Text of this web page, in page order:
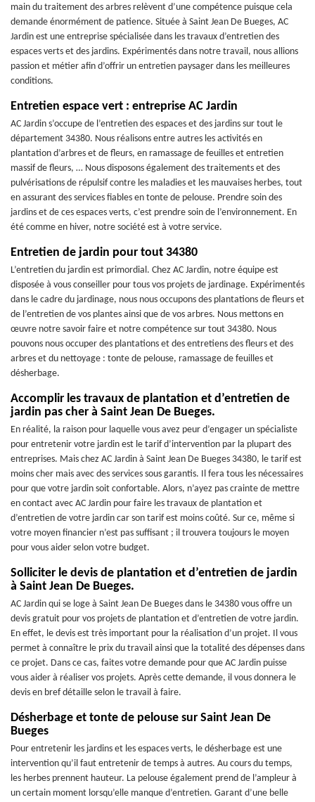
main du traitement des arbres relèvent d’une compétence puisque cela
demande énormément de patience. Située à Saint Jean De Bueges, AC
Jardin est une entreprise spécialisée dans les travaux d’entretien des
espaces verts et des jardins. Expérimentés dans notre travail, nous allions
passion et métier afin d’offrir un entretien paysager dans les meilleures
conditions.
Entretien espace vert : entreprise AC Jardin
AC Jardin s’occupe de l’entretien des espaces et des jardins sur tout le
département 34380. Nous réalisons entre autres les activités en
plantation d’arbres et de fleurs, en ramassage de feuilles et entretien
massif de fleurs, … Nous disposons également des traitements et des
pulvérisations de répulsif contre les maladies et les mauvaises herbes, tout
en assurant des services fiables en tonte de pelouse. Prendre soin des
jardins et de ces espaces verts, c’est prendre soin de l’environnement. En
été comme en hiver, notre société est à votre service.
Entretien de jardin pour tout 34380
L’entretien du jardin est primordial. Chez AC Jardin, notre équipe est
disposée à vous conseiller pour tous vos projets de jardinage. Expérimentés
dans le cadre du jardinage, nous nous occupons des plantations de fleurs et
de l’entretien de vos plantes ainsi que de vos arbres. Nous mettons en
œuvre notre savoir faire et notre compétence sur tout 34380. Nous
pouvons nous occuper des plantations et des entretiens des fleurs et des
arbres et du nettoyage : tonte de pelouse, ramassage de feuilles et
désherbage.
Accomplir les travaux de plantation et d’entretien de
jardin pas cher à Saint Jean De Bueges.
En réalité, la raison pour laquelle vous avez peur d’engager un spécialiste
pour entretenir votre jardin est le tarif d’intervention par la plupart des
entreprises. Mais chez AC Jardin à Saint Jean De Bueges 34380, le tarif est
moins cher mais avec des services sous garantis. Il fera tous les nécessaires
pour que votre jardin soit confortable. Alors, n’ayez pas crainte de mettre
en contact avec AC Jardin pour faire les travaux de plantation et
d’entretien de votre jardin car son tarif est moins coûté. Sur ce, même si
votre moyen financier n’est pas suffisant ; il trouvera toujours le moyen
pour vous aider selon votre budget.
Solliciter le devis de plantation et d’entretien de jardin
à Saint Jean De Bueges.
AC Jardin qui se loge à Saint Jean De Bueges dans le 34380 vous offre un
devis gratuit pour vos projets de plantation et d’entretien de votre jardin.
En effet, le devis est très important pour la réalisation d’un projet. Il vous
permet à connaître le prix du travail ainsi que la totalité des dépenses dans
ce projet. Dans ce cas, faites votre demande pour que AC Jardin puisse
vous aider à réaliser vos projets. Après cette demande, il vous donnera le
devis en bref détaille selon le travail à faire.
Désherbage et tonte de pelouse sur Saint Jean De
Bueges
Pour entretenir les jardins et les espaces verts, le désherbage est une
intervention qu’il faut entretenir de temps à autres. Au cours du temps,
les herbes prennent hauteur. La pelouse également prend de l’ampleur à
un certain moment lorsqu’elle manque d’entretien. Garant d’une belle